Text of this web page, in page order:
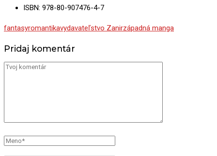
ISBN: 978-80-907476-4-7
fantasyromantikavydavateľstvo Zanirzápadná manga
Pridaj komentár